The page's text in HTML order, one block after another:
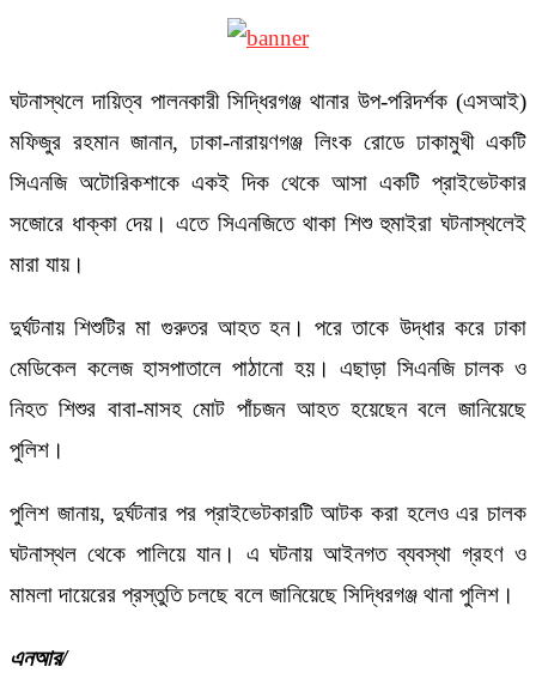
ঘটনাস্থলে দায়িত্ব পালনকারী সিদ্ধিরগঞ্জ থানার উপ-পরিদর্শক (এসআই)
মফিজুর রহমান জানান, ঢাকা-নারায়ণগঞ্জ লিংক রোডে ঢাকামুখী একটি
সিএনজি অটোরিকশাকে একই দিক থেকে আসা একটি প্রাইভেটকার
সজোরে ধাক্কা দেয়। এতে সিএনজিতে থাকা শিশু হুমাইরা ঘটনাস্থলেই
মারা যায়।
দুর্ঘটনায় শিশুটির মা গুরুতর আহত হন। পরে তাকে উদ্ধার করে ঢাকা
মেডিকেল কলেজ হাসপাতালে পাঠানো হয়। এছাড়া সিএনজি চালক ও
নিহত শিশুর বাবা-মাসহ মোট পাঁচজন আহত হয়েছেন বলে জানিয়েছে
পুলিশ।
পুলিশ জানায়, দুর্ঘটনার পর প্রাইভেটকারটি আটক করা হলেও এর চালক
ঘটনাস্থল থেকে পালিয়ে যান। এ ঘটনায় আইনগত ব্যবস্থা গ্রহণ ও
মামলা দায়েরের প্রস্তুতি চলছে বলে জানিয়েছে সিদ্ধিরগঞ্জ থানা পুলিশ।
এনআর/